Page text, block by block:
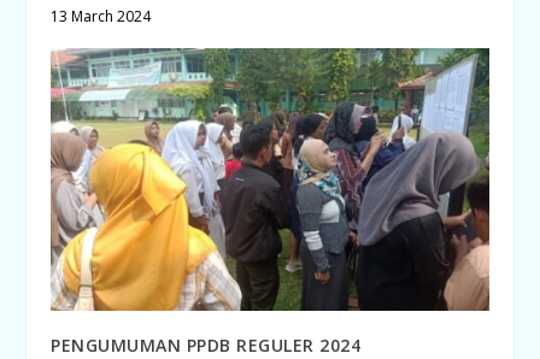
13 March 2024
PENGUMUMAN PPDB REGULER 2024